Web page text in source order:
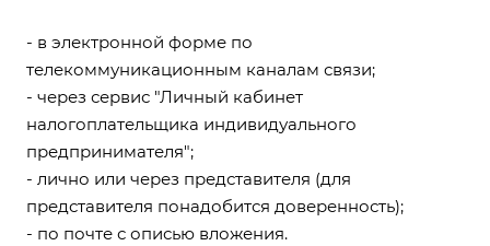
- в электронной форме по
телекоммуникационным каналам связи;
- через сервис "Личный кабинет
налогоплательщика индивидуального
предпринимателя";
- лично или через представителя (для
представителя понадобится доверенность);
- по почте с описью вложения.